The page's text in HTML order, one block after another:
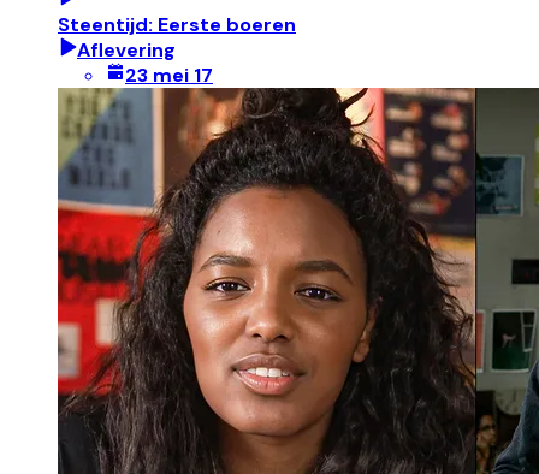
Steentijd: Eerste boeren
Aflevering
23 mei 17